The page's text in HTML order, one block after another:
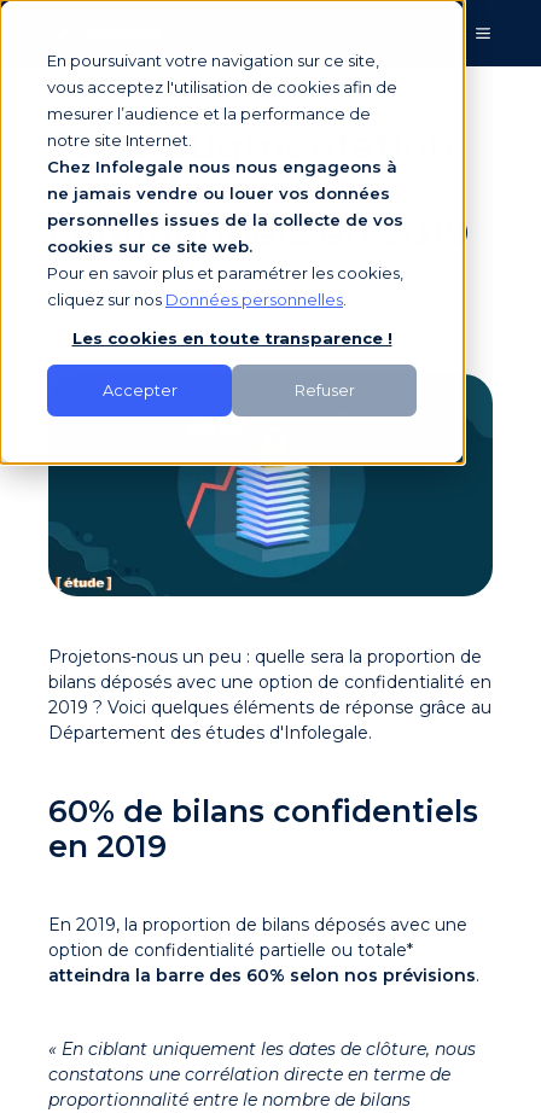
En poursuivant votre navigation sur ce site,
vous acceptez l'utilisation de cookies afin de
mesurer l’audience et la performance de
notre site Internet.
Chez Infolegale nous nous engageons à
ne jamais vendre ou louer vos données
personnelles issues de la collecte de vos
cookies sur ce site web.
Pour en savoir plus et paramétrer les cookies,
cliquez sur nos Données personnelles
Les cookies en toute transparence !
Accepter Refuser
Forte augmentation
des bilans
confidentiels en 2019
par le 05/02/2019 10:28
Projetons-nous un peu : quelle sera la proportion de
bilans déposés avec une option de confidentialité en
2019 ? Voici quelques éléments de réponse grâce au
Département des études d'Infolegale.
60% de bilans confidentiels
en 2019
En 2019, la proportion de bilans déposés avec une
option de confidentialité partielle ou totale*
atteindra la barre des 60% selon nos prévisions.
« En ciblant uniquement les dates de clôture, nous
constatons une corrélation directe en terme de
proportionnalité entre le nombre de bilans